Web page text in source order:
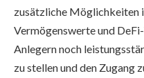
zusätzliche Möglichkeiten
Vermögenswerte und
Anlegern noch
zu stellen und den Zugang